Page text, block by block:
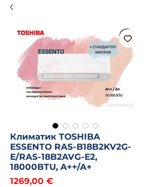
Климатик TOSHIBA
ESSENTO RAS-B18B2KV2G-
E/RAS-18B2AVG-E2,
18000BTU, A++/A+
1269,00 €Price